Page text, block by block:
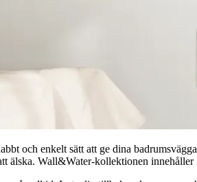
och enkelt sätt att ge dina
älska. Wall&Water-kollektionen